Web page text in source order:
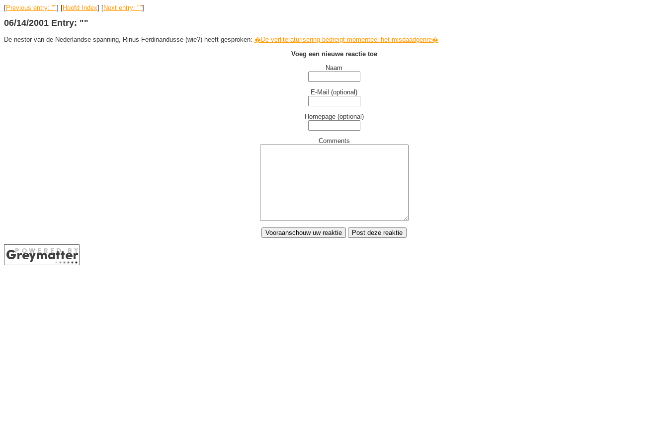
[Previous entry: ""] [Hoofd Index] [Next entry: ""]
06/14/2001 Entry: ""
De nestor van de Nederlandse spanning, Rinus Ferdinandusse (wie?) heeft gesproken: �De verliteraturisering bedreigt momenteel het misdaadgenre�
Voeg een nieuwe reactie toe
Naam
E-Mail (optional)
Homepage (optional)
Comments